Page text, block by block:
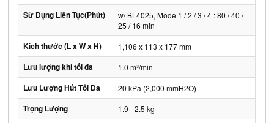
Sử Dụng Liên Tục(Phút)
w/ BL4025, Mode 1 / 2 / 3 / 4 : 80 / 40 /
25 / 16 min
Kích thước (L x W x H) 1,106 x 113 x 177 mm
Lưu lượng khí tối đa 1.0 m³/min
Lưu Lượng Hút Tối Đa 20 kPa (2,000 mmH2O)
Trọng Lượng 1.9 - 2.5 kg